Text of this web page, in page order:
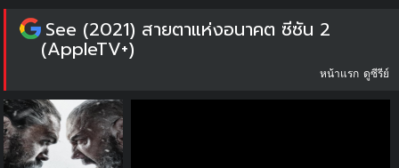
See (2021) สายตาแห่งอนาคต ซีซัน 2
(AppleTV+)
หน้าแรก ดูซีรีย์